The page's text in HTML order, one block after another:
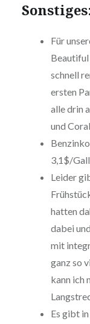
Für
Beautiful
schnell
ersten
alle drin
und
3,1$/
Leider
hatten
dabei
mit
ganz so
kann ich
Es gibt